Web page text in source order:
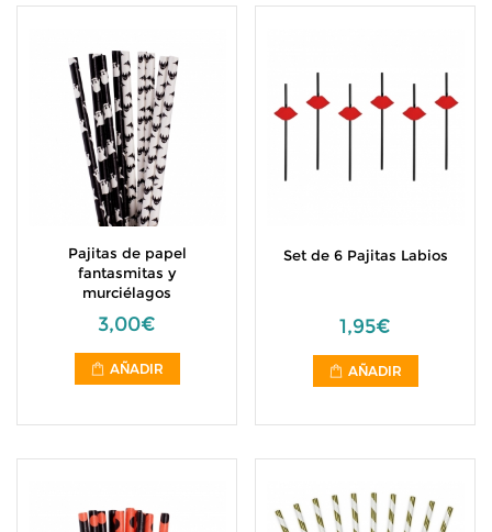
Pajitas de papel
fantasmitas y
murciélagos
3,00€
AÑADIR
Set de 6 Pajitas Labios
1,95€
AÑADIR